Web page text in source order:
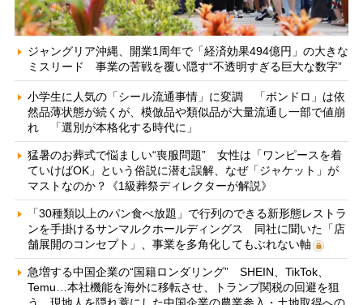
ジャングリア沖縄、開業1周年で「経済効果494億円」の大きな
ミスリード 事業の苦戦を覆い隠す“不透明すぎる巨大な数字”
小学生に人気の「シール流通事情」に変調 「ボンドロ」は依
然品薄状態が続くが、模倣品や類似品が大量流通し一部で値崩
れ 「選別が本格化する時代に」
猛暑のお葬式で悩ましい“喪服問題” 女性は「ワンピースを着
ていけばOK」という俗説に潜む誤解、なぜ「ジャケット」が
マストなのか？《1級葬祭ディレクターが解説》
「30種類以上のパン食べ放題」で行列のできる新形態レストラ
ンを手掛けるサンマルクホールディングス 同社に聞いた「店
舗展開のコンセプト」、事業を多角化してもぶれない軸
急増する中国企業の“国籍ロンダリング” SHEIN、TikTok、
Temu…本社機能を海外に移転させ、トランプ関税の回避を狙